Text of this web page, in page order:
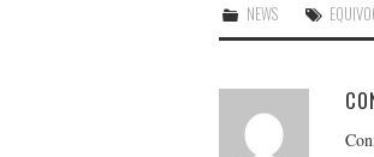
NEWS